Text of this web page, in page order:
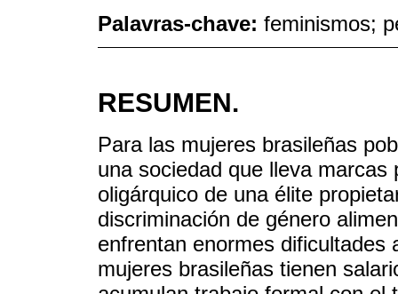
Palavras-chave: feminismos;
RESUMEN.
Para las mujeres brasileñas
una sociedad que lleva
oligárquico de una élite
discriminación de género
enfrentan enormes dificultades
mujeres brasileñas tienen